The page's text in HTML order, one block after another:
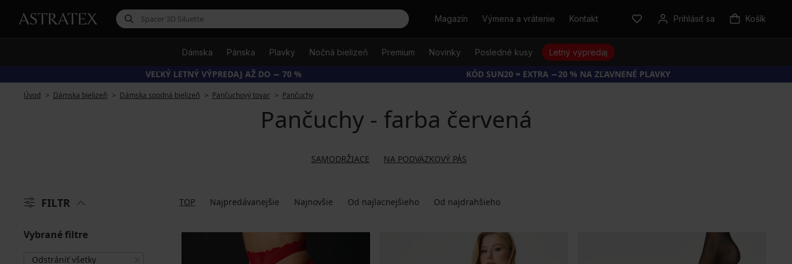
HľadaťMagazín Výmena a vrátenie Kontakt Prihlásiť sa Košík
Dámska Pánska Plavky Nočná bielizeň Premium Novinky Posledné kusy Letný výpredaj
VEĽKÝ LETNÝ VÝPREDAJ AŽ DO − 70 % KÓD SUN20 = EXTRA −20 % NA ZĽAVNENÉ PLAVKY
Úvod Dámska bielizeň Dámska spodná bielizeň Pančuchový tovar Pančuchy
Pančuchy - farba červená
SAMODRŽIACE NA PODVÄZKOVÝ PÁS
FILTR TOP Najpredávanejšie Najnovšie Od najlacnejšieho Od najdrahšieho
Vybrané filtre
Odstrániť všetky